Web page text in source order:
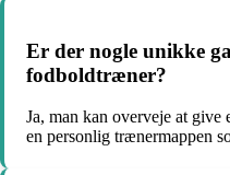
Er der nogle unikke
fodboldtræner?
Ja, man kan overveje at give
en personlig trænermappen